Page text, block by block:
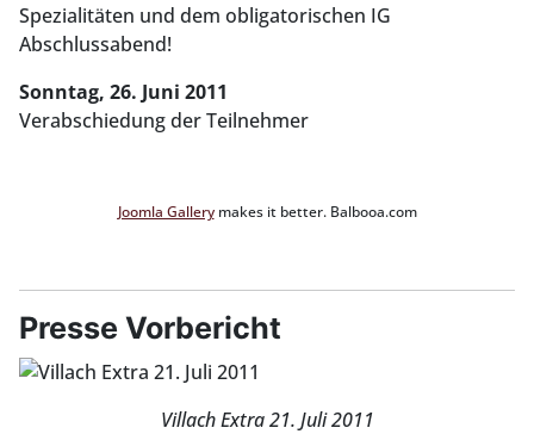
Spezialitäten und dem obligatorischen IG
Abschlussabend!
Sonntag, 26. Juni 2011
Verabschiedung der Teilnehmer
Joomla Gallerymakes it better. Balbooa.com
Presse Vorbericht
Villach Extra 21. Juli 2011